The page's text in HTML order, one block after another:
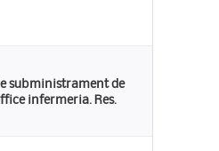
subministrament de
infermeria. Res.